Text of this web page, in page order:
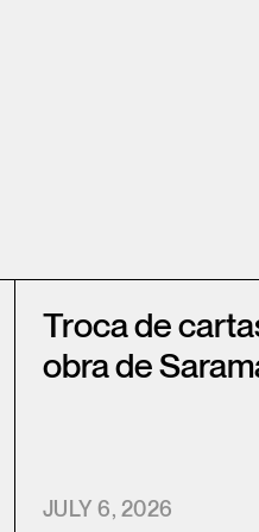
Troca de
obra de
JULY 6, 2026